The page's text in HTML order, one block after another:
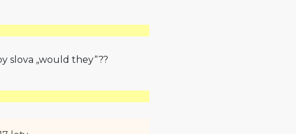
slova „would they“??